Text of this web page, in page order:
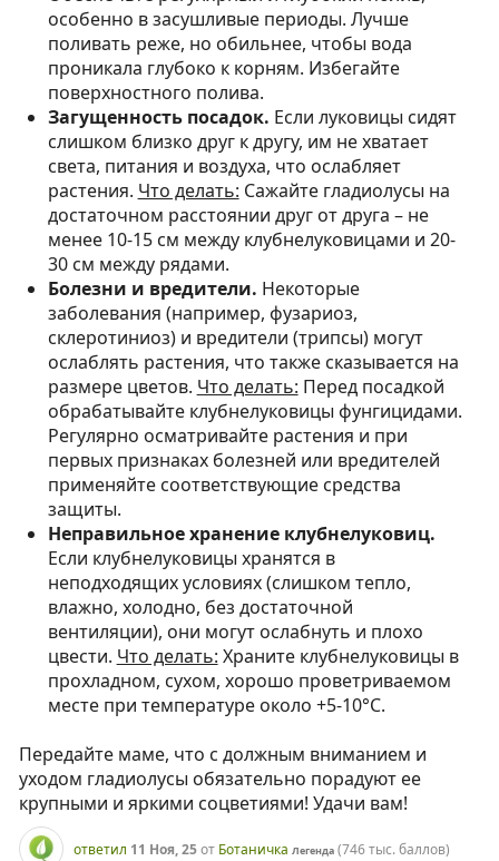
особенно в засушливые периоды. Лучше
поливать реже, но обильнее, чтобы вода
проникала глубоко к корням. Избегайте
поверхностного полива.
Загущенность посадок. Если луковицы сидят
слишком близко друг к другу, им не хватает
света, питания и воздуха, что ослабляет
растения. Что делать: Сажайте гладиолусы на
достаточном расстоянии друг от друга – не
менее 10-15 см между клубнелуковицами и 20-
30 см между рядами.
Болезни и вредители. Некоторые
заболевания (например, фузариоз,
склеротиниоз) и вредители (трипсы) могут
ослаблять растения, что также сказывается на
размере цветов. Что делать: Перед посадкой
обрабатывайте клубнелуковицы фунгицидами.
Регулярно осматривайте растения и при
первых признаках болезней или вредителей
применяйте соответствующие средства
защиты.
Неправильное хранение клубнелуковиц.
Если клубнелуковицы хранятся в
неподходящих условиях (слишком тепло,
влажно, холодно, без достаточной
вентиляции), они могут ослабнуть и плохо
цвести. Что делать: Храните клубнелуковицы в
прохладном, сухом, хорошо проветриваемом
месте при температуре около +5-10°C.
Передайте маме, что с должным вниманием и
уходом гладиолусы обязательно порадуют ее
крупными и яркими соцветиями! Удачи вам!
ответил 11 Ноя, 25от Ботаничка Легенда (746 тыс.баллов)